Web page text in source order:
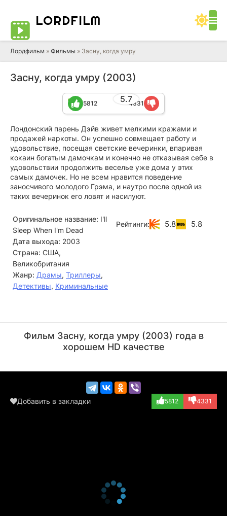
LORDFILM
Лордфильм » Фильмы » Засну, когда умру
Засну, когда умру (2003)
5.7
5812 4331
Лондонский парень Дэйв живет мелкими кражами и
продажей наркоты. Он успешно совмещает работу и
удовольствие, посещая светские вечеринки, впаривая
кокаин богатым дамочкам и конечно не отказывая себе в
удовольствии продолжить веселье уже дома у этих
самых дамочек. Но не всем нравится поведение
заносчивого молодого Грэма, и наутро после одной из
таких вечеринок его ловят и насилуют.
Оригинальное название: I'll
Sleep When I'm Dead
Дата выхода: 2003
Страна: США,
Великобритания
Жанр: Драмы, Триллеры,
Детективы, Криминальные
Рейтинги: 5.8 5.8
(Boad)
(Helen)
Фильм Засну, когда умру (2003) года в
хорошем HD качестве
Добавить в закладки 5812 4331